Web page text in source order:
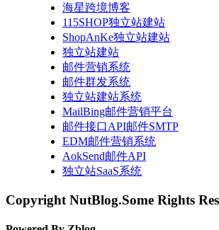
海星跨境博客
115SHOP独立站建站
ShopAnKe独立站建站
独立站建站
邮件营销系统
邮件群发系统
独立站建站系统
MailBing邮件营销平台
邮件接口API邮件SMTP
EDM邮件营销系统
AokSend邮件API
独立站SaaS系统
Copyright NutBlog.Some Rights